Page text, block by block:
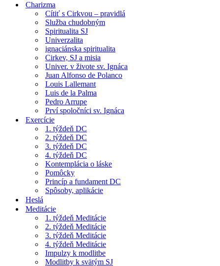
Charizma
Cítiť s Cirkvou – pravidlá
Služba chudobným
Spiritualita SJ
Univerzalita
ignaciánska spiritualita
Cirkev, SJ a misia
Univer. v živote sv. Ignáca
Juan Alfonso de Polanco
Louis Lallemant
Luis de la Palma
Pedro Arrupe
Prví spoločníci sv. Ignáca
Exercície
1. týždeň DC
2. týždeň DC
3. týždeň DC
4. týždeň DC
Kontemplácia o láske
Pomôcky
Princíp a fundament DC
Spôsoby, aplikácie
Heslá
Meditácie
1. týždeň Meditácie
2. týždeň Meditácie
3. týždeň Meditácie
4. týždeň Meditácie
Impulzy k modlitbe
Modlitby k svätým SJ